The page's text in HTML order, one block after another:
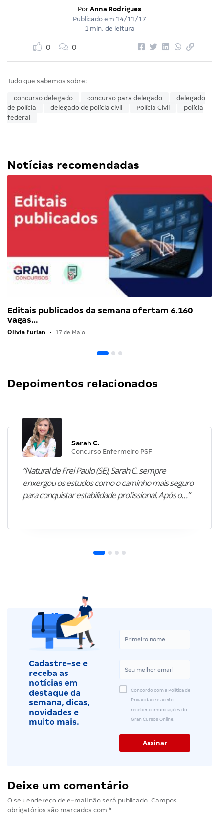
Por Anna Rodrigues
Publicado em 14/11/17
1 min. de leitura
0 0
Tudo que sabemos sobre:
concurso delegado concurso para delegado
delegado
de polícia
delegado de polícia civil Polícia Civil
polícia
federal
Notícias recomendadas
Editais publicados da semana ofertam 6.160
vagas…
Olivia Furlan • 17 de Maio
Depoimentos relacionados
Sarah C.
Concurso Enfermeiro PSF
“Natural de Frei Paulo (SE), Sarah C. sempre
enxergou os estudos como o caminho mais seguro
para conquistar estabilidade profissional. Após o…”
Cadastre-se e
receba as
notícias em
destaque da
semana, dicas,
novidades e
muito mais.
Concordo com a Política de
Privacidade e aceito
receber comunicações do
Gran Cursos Online.
Deixe um comentário
O seu endereço de e-mail não será publicado. Campos
obrigatórios são marcados com *